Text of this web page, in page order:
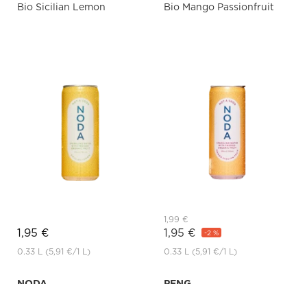
Bio Sicilian Lemon
1,95 €
0.33 L (5,91 €/1 L)
Bio Mango Passionfruit
1,99 €
1,95 € -2 %
0.33 L (5,91 €/1 L)